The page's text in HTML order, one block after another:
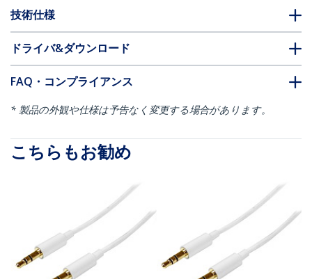
技術仕様
ドライバ&ダウンロード
FAQ・コンプライアンス
* 製品の外観や仕様は予告なく変更する場合があります。
こちらもお勧め